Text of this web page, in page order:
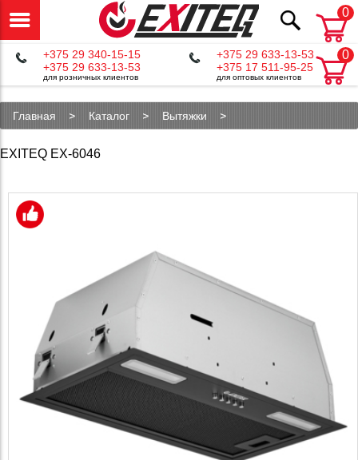
0
0
+375 29 340-15-15
+375 29 633-13-53
для розничных клиентов
+375 29 633-13-53
+375 17 511-95-25
для оптовых клиентов
Главная Каталог
Вытяжки
EXITEQ EX-6046